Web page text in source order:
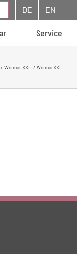
DE EN
Service
Weimar XXL WeimarXXL